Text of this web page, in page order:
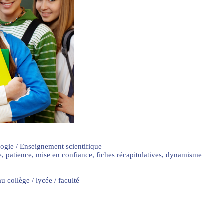
/ Enseignement scientifique
mise en confiance, fiches récapitulatives, dynamisme
collège / lycée / faculté